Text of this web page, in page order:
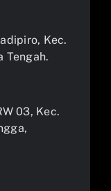
Kec.
Tengah.
03, Kec.